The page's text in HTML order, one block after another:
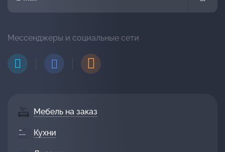
Мебель на заказ
Кухни
Мессенджеры и социальные сети